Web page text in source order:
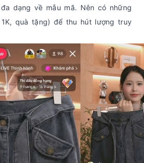
dạng về mẫu mã. Nên có những
quà tặng) để thu hút lượng truy